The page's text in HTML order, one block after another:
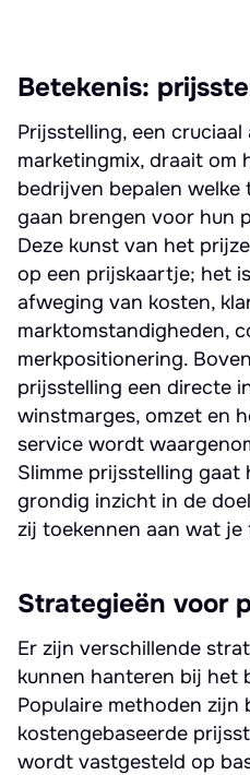
Betekenis:
Prijsstelling, een
marketingmix, draait om
bedrijven bepalen welke
gaan brengen voor hun
Deze kunst van het
op een prijskaartje; het
afweging van kosten,
marktomstandigheden,
merkpositionering.
prijsstelling een directe
winstmarges, omzet en
service wordt
Slimme prijsstelling gaat
grondig inzicht in de
zij toekennen aan wat je
Strategieën voor
Er zijn verschillende
kunnen hanteren bij het
Populaire methoden zijn
kostengebaseerde
wordt vastgesteld op